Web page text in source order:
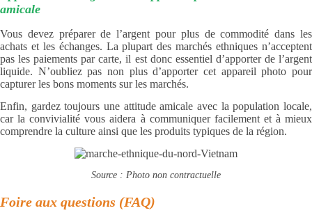
amicale
Vous devez préparer de l’argent pour plus de commodité dans les
achats et les échanges. La plupart des marchés ethniques n’acceptent
pas les paiements par carte, il est donc essentiel d’apporter de l’argent
liquide. N’oubliez pas non plus d’apporter cet appareil photo pour
capturer les bons moments sur les marchés.
Enfin, gardez toujours une attitude amicale avec la population locale,
car la convivialité vous aidera à communiquer facilement et à mieux
comprendre la culture ainsi que les produits typiques de la région.
Source : Photo non contractuelle
Foire aux questions (FAQ)